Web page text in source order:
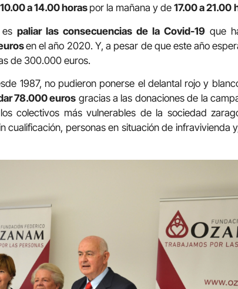
10.00 a 14.00 horas por la mañana y de 17.00 a 21.00
paliar las consecuencias de la Covid-19 que
en el año 2020. Y, a pesar de que este año
de 300.000 euros.
1987, no pudieron ponerse el delantal rojo y
78.000 euros gracias a las donaciones de la
colectivos más vulnerables de la sociedad
cualificación, personas en situación de infravivienda